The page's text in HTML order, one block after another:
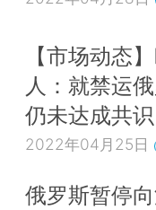
【市场动态
人：就禁运
仍未达成共识
2022年04月25日
俄罗斯暂停